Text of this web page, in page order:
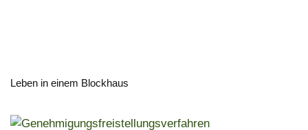
Leben in einem Blockhaus